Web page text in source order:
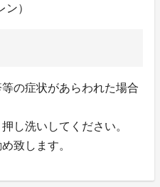
）
の症状があらわれた場合
し洗いしてください。
致します。